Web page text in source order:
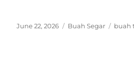
Posted
June 22, 2026 Categories
Buah Segar Tags
buah